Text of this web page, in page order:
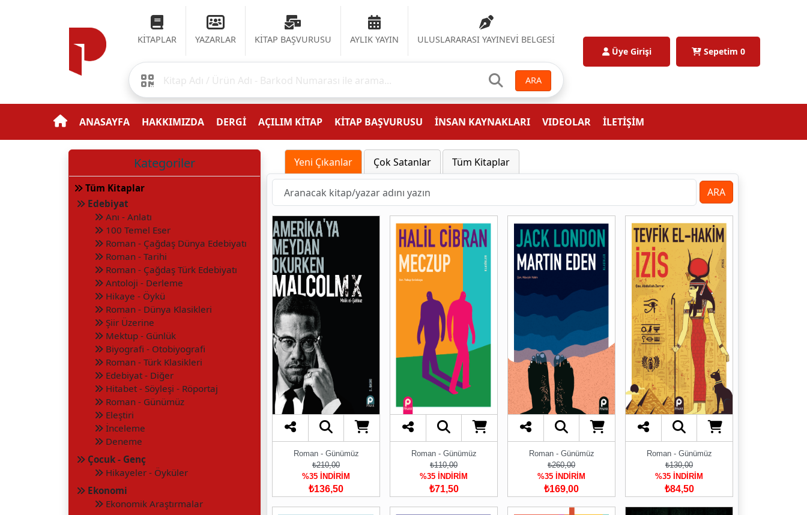
KİTAPLAR YAZARLAR KİTAP BAŞVURUSU AYLIK YAYIN ULUSLARARASI YAYINEVİ BELGESİ
ARA
Üye Girişi Sepetim 0
ANASAYFA HAKKIMIZDA DERGİ AÇILIM KİTAP KİTAP BAŞVURUSU İNSAN KAYNAKLARI VIDEOLAR İLETİŞİM
Kategoriler
Tüm Kitaplar
Edebiyat
Anı - Anlatı
100 Temel Eser
Roman - Çağdaş Dünya Edebiyatı
Roman - Tarihi
Roman - Çağdaş Türk Edebiyatı
Antoloji - Derleme
Hikaye - Öykü
Roman - Dünya Klasikleri
Şiir Üzerine
Mektup - Günlük
Biyografi - Otobiyografi
Roman - Türk Klasikleri
Edebiyat - Diğer
Hitabet - Söyleşi - Röportaj
Roman - Günümüz
Eleştiri
İnceleme
Deneme
Çocuk - Genç
Hikayeler - Öyküler
Ekonomi
Ekonomik Araştırmalar
Yeni Çıkanlar Çok Satanlar Tüm Kitaplar
ARA
Roman - Günümüz
₺210,00
%35 İNDİRİM
₺136,50
Roman - Günümüz
₺110,00
%35 İNDİRİM
₺71,50
Roman - Günümüz
₺260,00
%35 İNDİRİM
₺169,00
Roman - Günümüz
₺130,00
%35 İNDİRİM
₺84,50